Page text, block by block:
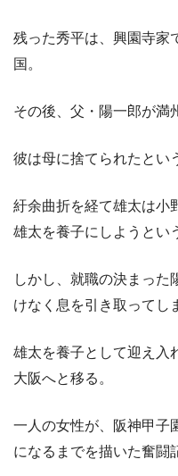
残った秀平は、興園寺家
国。
その後、父・陽一郎が満
彼は母に捨てられたとい
紆余曲折を経て雄太は小
雄太を養子にしようとい
しかし、就職の決まった
けなく息を引き取ってし
雄太を養子として迎え入
大阪へと移る。
一人の女性が、阪神甲子
になるまでを描いた奮闘